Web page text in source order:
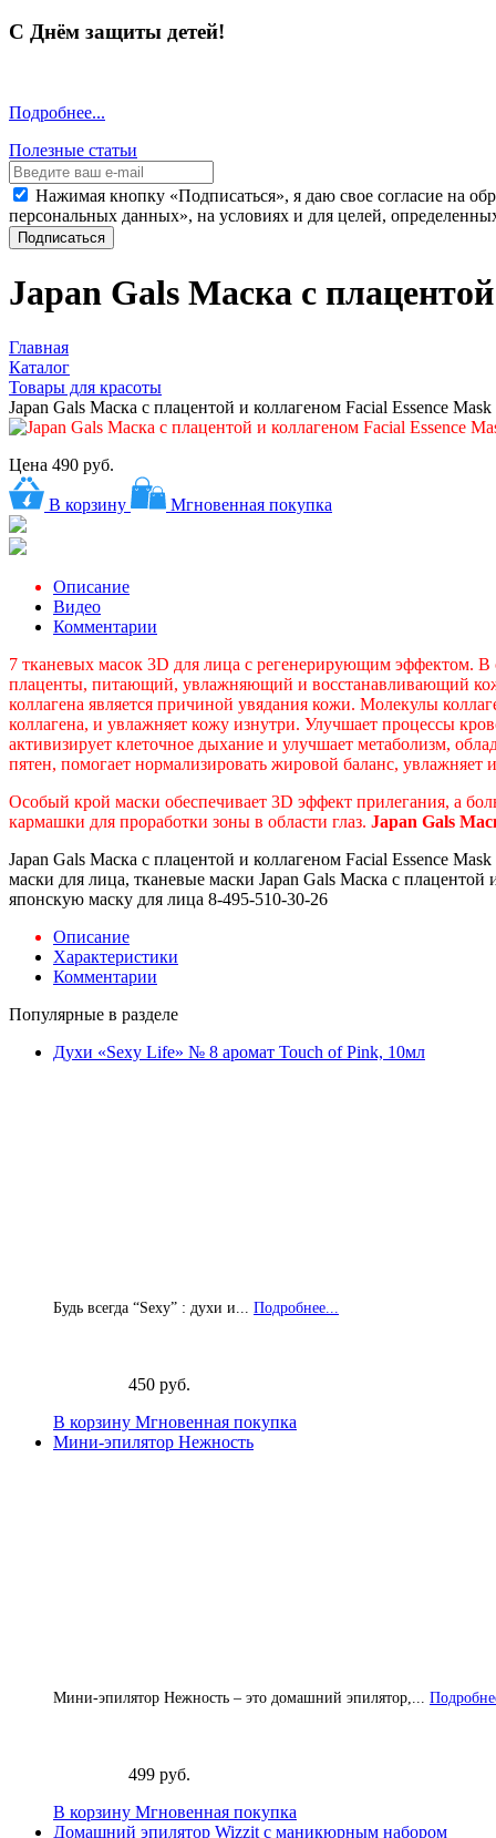
С Днём защиты детей!
Подробнее...
Полезные статьи
Нажимая кнопку «Подписаться», я даю свое согласие на
персональных данных», на условиях и для целей,
Подписаться
Japan Gals Маска с
Главная
Каталог
Товары для красоты
Japan Gals Маска с плацентой и коллагеном Facial Essence
Цена 490 руб.
В корзину Мгновенная покупка
Описание
Видео
Комментарии
7 тканевых масок 3D для лица с регенерирующим эффектом. В
плаценты, питающий, увлажняющий и восстанавливающий
коллагена является причиной увядания кожи. Молекулы
коллагена, и увлажняет кожу изнутри. Улучшает процессы
активизирует клеточное дыхание и улучшает метаболизм,
пятен, помогает нормализировать жировой баланс, увлажняет
Особый крой маски обеспечивает 3D эффект прилегания, а
кармашки для проработки зоны в области глаз. Japan Gals
Japan Gals Маска с плацентой и коллагеном Facial Essence
маски для лица, тканевые маски Japan Gals Маска с
японскую маску для лица 8-495-510-30-26
Описание
Характеристики
Комментарии
Популярные в разделе
Духи «Sexy Life» № 8 аромат Touch of Pink, 10мл
Будь всегда “Sexy” : духи и... Подробнее...
450 руб.
В корзину Мгновенная покупка
Мини-эпилятор Нежность
Мини-эпилятор Нежность – это домашний эпилятор,...
499 руб.
В корзину Мгновенная покупка
Домашний эпилятор Wizzit с маникюрным набором